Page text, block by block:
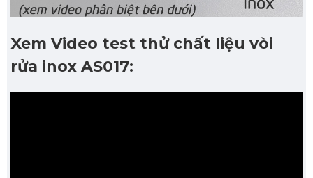
Xem Video test thử chất liệu vòi
rửa inox AS017: